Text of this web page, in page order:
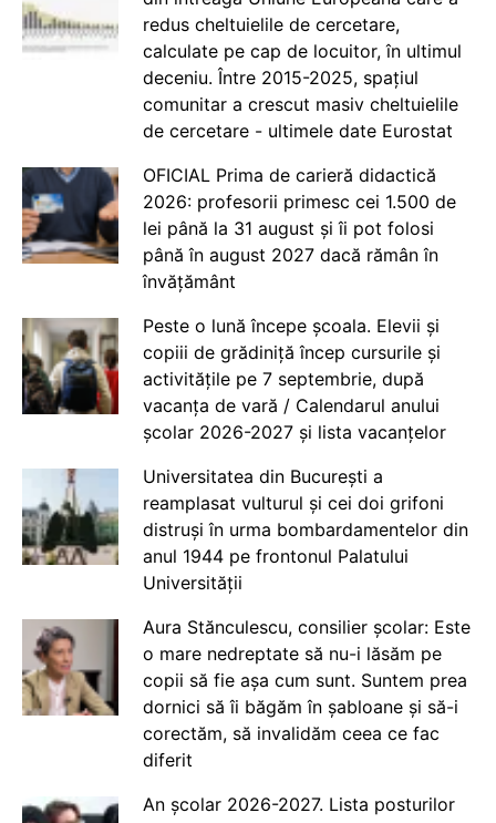
redus cheltuielile de cercetare,
calculate pe cap de locuitor, în ultimul
deceniu. Între 2015-2025, spațiul
comunitar a crescut masiv cheltuielile
de cercetare - ultimele date Eurostat
OFICIAL Prima de carieră didactică
2026: profesorii primesc cei 1.500 de
lei până la 31 august și îi pot folosi
până în august 2027 dacă rămân în
învățământ
Peste o lună începe școala. Elevii și
copiii de grădiniță încep cursurile și
activitățile pe 7 septembrie, după
vacanța de vară / Calendarul anului
școlar 2026-2027 și lista vacanțelor
Universitatea din București a
reamplasat vulturul și cei doi grifoni
distruși în urma bombardamentelor din
anul 1944 pe frontonul Palatului
Universității
Aura Stănculescu, consilier școlar: Este
o mare nedreptate să nu-i lăsăm pe
copii să fie așa cum sunt. Suntem prea
dornici să îi băgăm în șabloane și să-i
corectăm, să invalidăm ceea ce fac
diferit
An școlar 2026-2027. Lista posturilor